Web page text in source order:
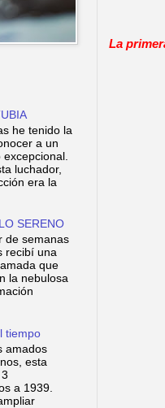
La
he tenido la
a un
luchador,
era la
SERENO
de semanas
recibí una
que
la nebulosa
tiempo
amados
esta
a 1939.